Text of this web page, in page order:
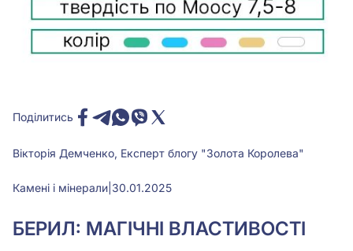
Поділитись
Вікторія Демченко, Експерт блогу "Золота Королева"
Камені і мінерали 30.01.2025
БЕРИЛ: МАГІЧНІ ВЛАСТИВОСТІ